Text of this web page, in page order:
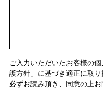
ご入力いただいたお客様の
護方針」に基づき適正に取り
必ずお読み頂き、同意の上お